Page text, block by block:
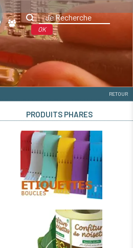
OK
RETOUR
PRODUITS PHARES